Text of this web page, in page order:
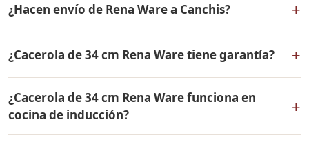
en todo el Perú. Contáctame por WhatsApp para
conocer el precio actual, promociones disponibles y
facilidades de pago en cuotas desde el 10% de inicial.
¿Hacen envío de Rena Ware a Canchis? +
Ware a Canchis, Cusco y a todo el Perú. El pago es
contra entrega.
¿Cacerola de 34 cm Rena Ware tiene garantía? +
vida contra defectos de fabricación. Todos los
productos Rena Ware están fabricados en acero
inoxidable quirúrgico 18/10 de la más alta calidad.
¿Cacerola de 34 cm Rena Ware funciona en
cocina de inducción?
+